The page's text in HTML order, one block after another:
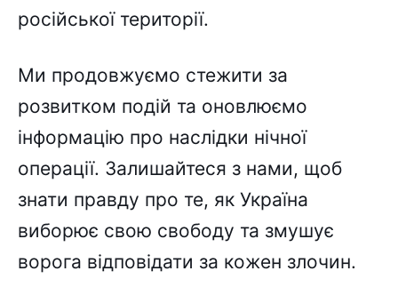
російської території.
Ми продовжуємо стежити за
розвитком подій та оновлюємо
інформацію про наслідки нічної
операції. Залишайтеся з нами, щоб
знати правду про те, як Україна
виборює свою свободу та змушує
ворога відповідати за кожен злочин.